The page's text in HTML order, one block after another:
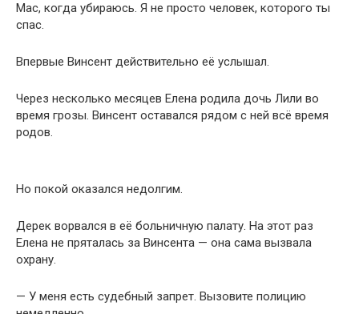
Mac, когда убираюсь. Я не просто человек, которого ты
спас.
Впервые Винсент действительно её услышал.
Через несколько месяцев Елена родила дочь Лили во
время грозы. Винсент оставался рядом с ней всё время
родов.
Но покой оказался недолгим.
Дерек ворвался в её больничную палату. На этот раз
Елена не пряталась за Винсента — она сама вызвала
охрану.
— У меня есть судебный запрет. Вызовите полицию